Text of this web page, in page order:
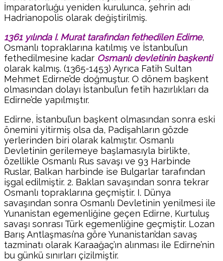
İmparatorluğu yeniden kurulunca, şehrin adı
Hadrianopolis olarak değiştirilmiş.
1361 yılında I. Murat tarafından fethedilen Edirne,
Osmanlı topraklarına katılmış ve İstanbul’un
fethedilmesine kadar Osmanlı devletinin başkenti
olarak kalmış. (1365-1453) Ayrıca Fatih Sultan
Mehmet Edirne’de doğmuştur. O dönem başkent
olmasından dolayı İstanbul’un fetih hazırlıkları da
Edirne’de yapılmıştır.
Edirne, İstanbul’un başkent olmasından sonra eski
önemini yitirmiş olsa da, Padişahların gözde
yerlerinden biri olarak kalmıştır. Osmanlı
Devletinin gerilemeye başlamasıyla birlikte,
özellikle Osmanlı Rus savaşı ve 93 Harbinde
Ruslar, Balkan harbinde ise Bulgarlar tarafından
işgal edilmiştir. 2. Baklan savaşından sonra tekrar
Osmanlı topraklarına geçmiştir. I. Dünya
savaşından sonra Osmanlı Devletinin yenilmesi ile
Yunanistan egemenliğine geçen Edirne, Kurtuluş
savaşı sonrası Türk egemenliğine geçmiştir. Lozan
Barış Antlaşması’na göre Yunanistan’dan savaş
tazminatı olarak Karaağaç’ın alınması ile Edirne’nin
bu günkü sınırları çizilmiştir.